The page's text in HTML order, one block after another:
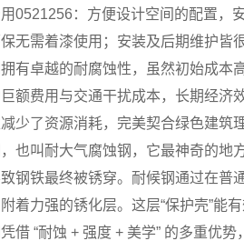
0521256：方便设计空间的配置，
无需着漆使用；安装及后期维护皆
有卓越的耐腐蚀性，虽然初始成本
额费用与交通干扰成本，长期经济
少了资源消耗，完美契合绿色建筑理
也叫耐大气腐蚀钢，它最神奇的地
钢铁最终被锈穿。耐候钢通过在普
着力强的锈化层。这层“保护壳”能
借 “耐蚀 + 强度 + 美学” 的多重优